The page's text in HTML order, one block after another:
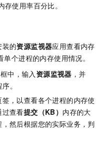
存使用率百分比。
装的资源监视器应用查看内存
个进程的内存使用情况。
中，输入 资源监视器 ，并
。
签，以查看各个进程的内存使
过查看提交（KB） 内存的大
然后根据您的实际业务，判